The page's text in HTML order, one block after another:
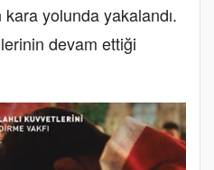
yolunda yakalandı.
devam ettiği